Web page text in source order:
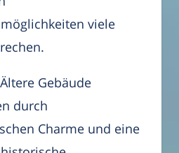
viele
Gebäude
durch
Charme und eine